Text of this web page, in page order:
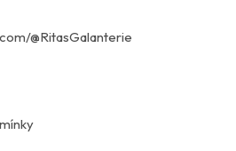
@RitasGalanterie